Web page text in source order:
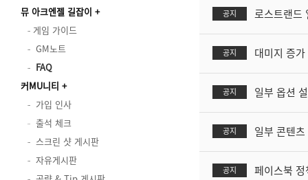
뮤 아크엔젤 길잡이
게임 가이드
GM노트
FAQ
커MU니티
가입 인사
출석 체크
스크린 샷 게시판
자유게시판
공지 로스트랜드
공지 대미지 증
공지 일부 옵션
공지 일부 콘텐
공지 페이스북